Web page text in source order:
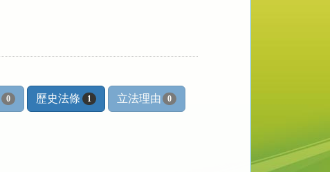
0 歷史法條 1 立法理由 0